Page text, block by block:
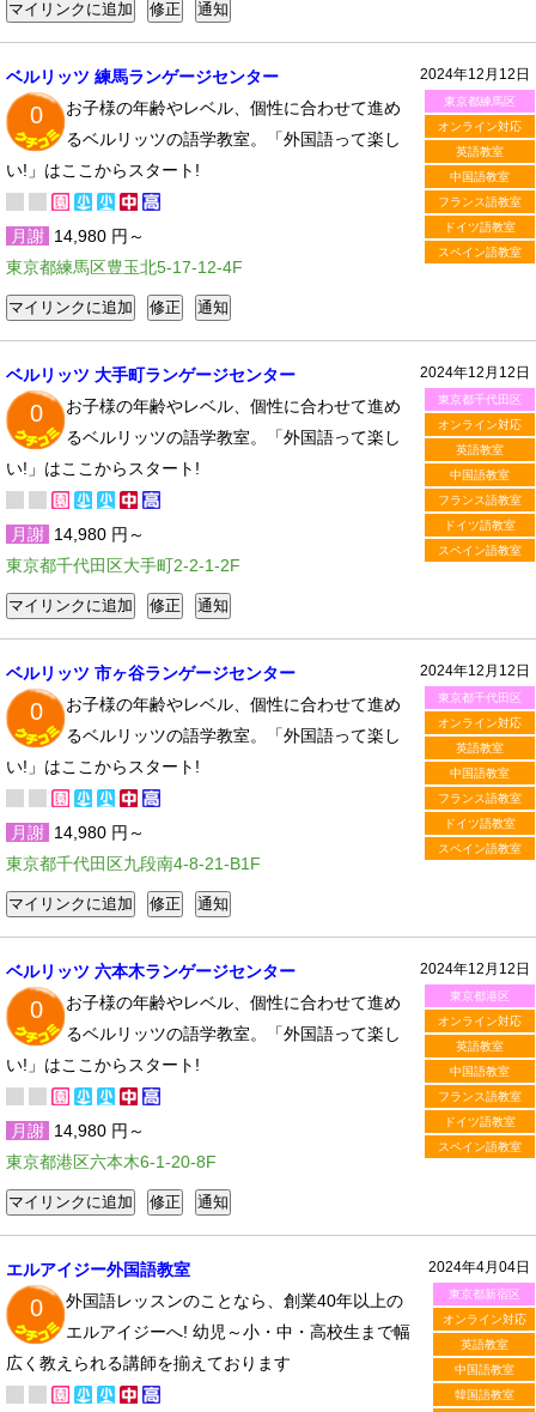
2024年12月12日
東京都練馬区
オンライン対応
英語教室
中国語教室
フランス語教室
ドイツ語教室
スペイン語教室
ベルリッツ 練馬ランゲージセンター
0
お子様の年齢やレベル、個性に合わせて進め
るベルリッツの語学教室。「外国語って楽し
い!」はここからスタート!
月謝 14,980 円～
東京都練馬区豊玉北5-17-12-4F
2024年12月12日
東京都千代田区
オンライン対応
英語教室
中国語教室
フランス語教室
ドイツ語教室
スペイン語教室
ベルリッツ 大手町ランゲージセンター
0
お子様の年齢やレベル、個性に合わせて進め
るベルリッツの語学教室。「外国語って楽し
い!」はここからスタート!
月謝 14,980 円～
東京都千代田区大手町2-2-1-2F
2024年12月12日
東京都千代田区
オンライン対応
英語教室
中国語教室
フランス語教室
ドイツ語教室
スペイン語教室
ベルリッツ 市ヶ谷ランゲージセンター
0
お子様の年齢やレベル、個性に合わせて進め
るベルリッツの語学教室。「外国語って楽し
い!」はここからスタート!
月謝 14,980 円～
東京都千代田区九段南4-8-21-B1F
2024年12月12日
東京都港区
オンライン対応
英語教室
中国語教室
フランス語教室
ドイツ語教室
スペイン語教室
ベルリッツ 六本木ランゲージセンター
0
お子様の年齢やレベル、個性に合わせて進め
るベルリッツの語学教室。「外国語って楽し
い!」はここからスタート!
月謝 14,980 円～
東京都港区六本木6-1-20-8F
2024年4月04日
東京都新宿区
オンライン対応
英語教室
中国語教室
韓国語教室
エルアイジー外国語教室
0
外国語レッスンのことなら、創業40年以上の
エルアイジーへ! 幼児～小・中・高校生まで幅
広く教えられる講師を揃えております